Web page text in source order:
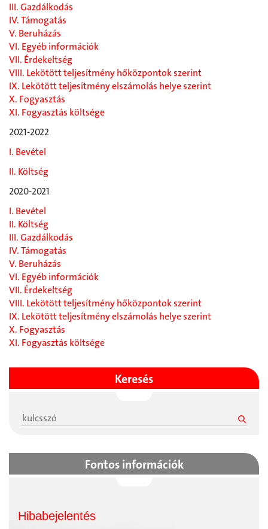
III. Gazdálkodás
IV. Támogatás
V. Beruházás
VI. Egyéb információk
VII. Érdekeltség
VIII. Lekötött teljesítmény hőközpontok szerint
IX. Lekötött teljesítmény elszámolás helye szerint
X. Fogyasztás
XI. Fogyasztás költsége
2021-2022
I. Bevétel
II. Költség
2020-2021
I. Bevétel
II. Költség
III. Gazdálkodás
IV. Támogatás
V. Beruházás
VI. Egyéb információk
VII. Érdekeltség
VIII. Lekötött teljesítmény hőközpontok szerint
IX. Lekötött teljesítmény elszámolás helye szerint
X. Fogyasztás
XI. Fogyasztás költsége
Keresés
Fontos információk
Hibabejelentés